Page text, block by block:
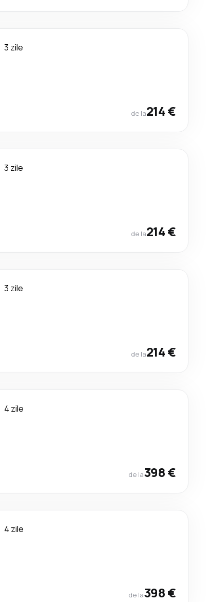
3 zile
de la214 €
3 zile
de la214 €
3 zile
de la214 €
4 zile
de la398 €
4 zile
de la398 €